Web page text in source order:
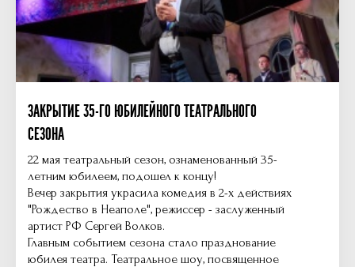
ЗАКРЫТИЕ 35-ГО ЮБИЛЕЙНОГО ТЕАТРАЛЬНОГО
СЕЗОНА
22 мая театральный сезон, ознаменованный 35-
летним юбилеем, подошел к концу!
Вечер закрытия украсила комедия в 2-х действиях
"Рождество в Неаполе", режиссер - заслуженный
артист РФ Сергей Волков.
Главным событием сезона стало празднование
юбилея театра. Театральное шоу, посвященное